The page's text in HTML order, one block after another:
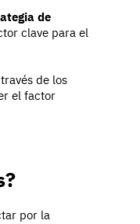
de
clave para el
de los
el factor
por la